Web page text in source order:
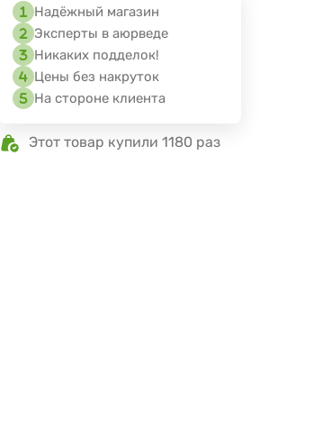
Надёжный магазин
Эксперты в аюрведе
Никаких подделок!
Цены без накруток
На стороне клиента
Этот товар купили 1180 раз